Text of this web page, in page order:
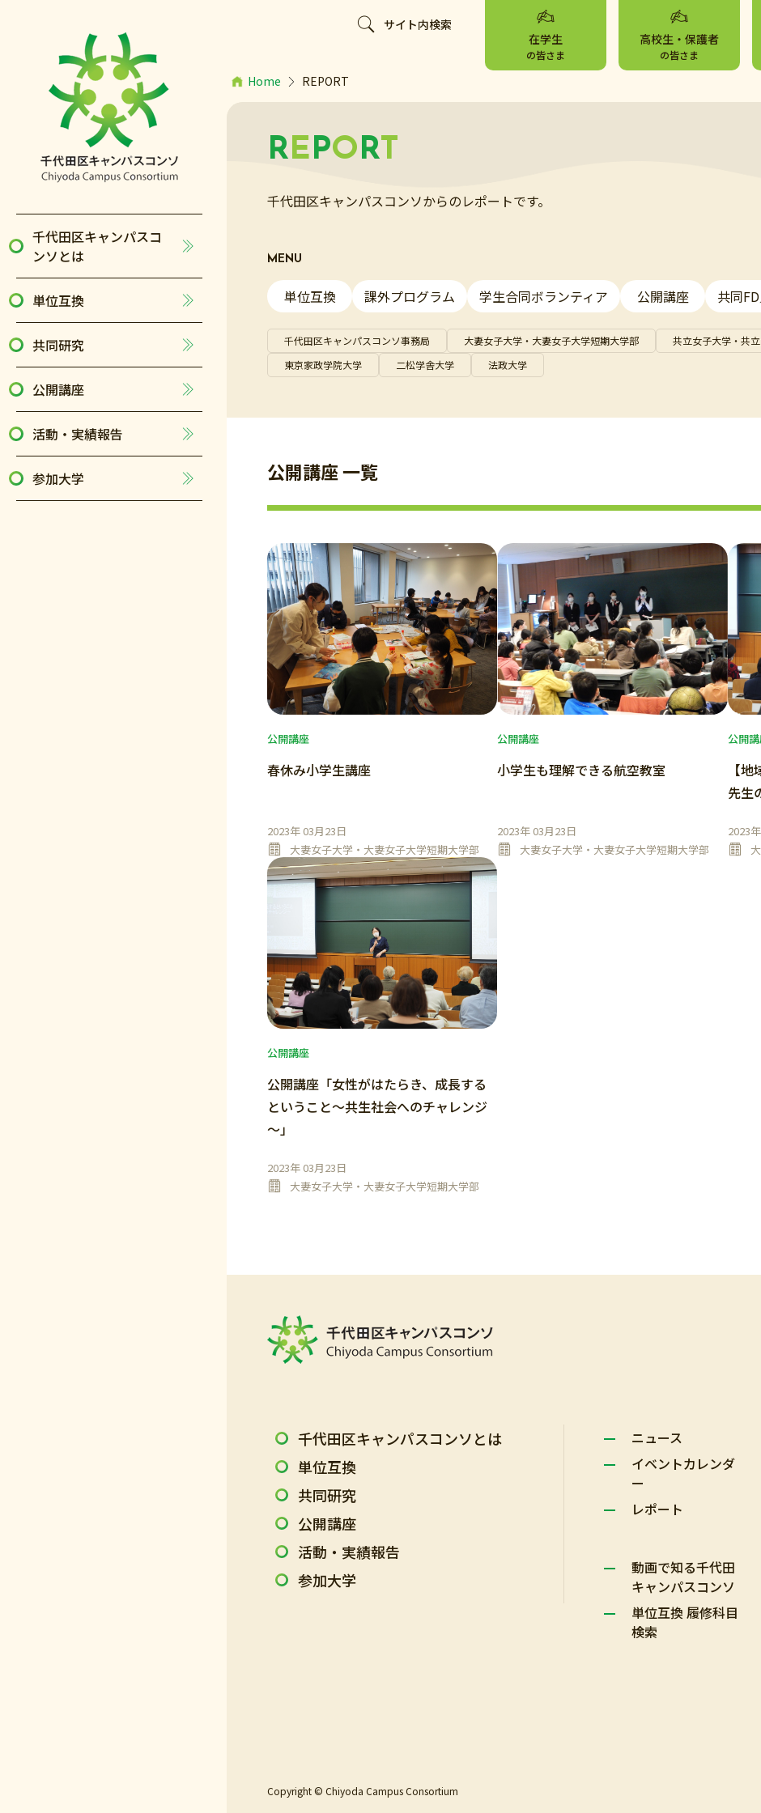
千代田区キャンパスコ
ンソとは
単位互換
共同研究
公開講座
活動・実績報告
参加大学
サイト内検索
在学生
の皆さま
高校生・保護者
の皆さま
Home REPORT
REPORT
千代田区キャンパスコンソからのレポートです。
MENU
単位互換 課外プログラム 学生合同ボランティア 公開講座 共同
千代田区キャンパスコンソ事務局 大妻女子大学・大妻女子大学短期大学部 共立女子大学・共
東京家政学院大学
二松学舎大学 法政大学
公開講座 一覧
公開講座
春休み小学生講座
2023年 03月23日
大妻女子大学・大妻女子大学短期大学部
公開講座
小学生も理解できる航空教室
2023年 03月23日
大妻女子大学・大妻女子大学短期大学部
公開
【
先生
2023
公開講座
公開講座「女性がはたらき、成長する
ということ～共生社会へのチャレンジ
～」
2023年 03月23日
大妻女子大学・大妻女子大学短期大学部
千代田区キャンパスコンソとは
単位互換
共同研究
公開講座
活動・実績報告
参加大学
ニュース
イベントカレンダ
ー
レポート
動画で知る千代田
キャンパスコンソ
単位互換 履修科目
検索
Copyright © Chiyoda Campus Consortium